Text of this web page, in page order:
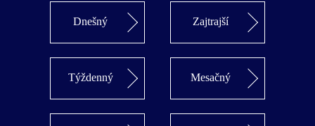
Dnešný Zajtrajší
Týždenný Mesačný